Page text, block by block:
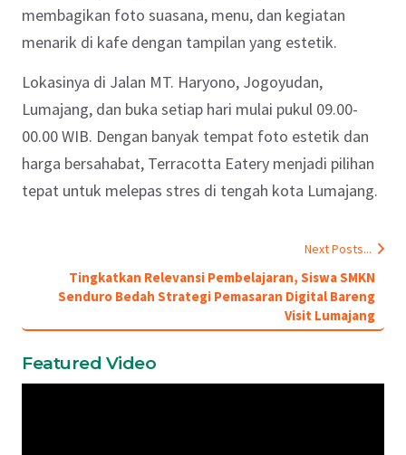
membagikan foto suasana, menu, dan kegiatan
menarik di kafe dengan tampilan yang estetik.
Lokasinya di Jalan MT. Haryono, Jogoyudan,
Lumajang, dan buka setiap hari mulai pukul 09.00-
00.00 WIB. Dengan banyak tempat foto estetik dan
harga bersahabat, Terracotta Eatery menjadi pilihan
tepat untuk melepas stres di tengah kota Lumajang.
Next Posts...
Tingkatkan Relevansi Pembelajaran, Siswa SMKN
Senduro Bedah Strategi Pemasaran Digital Bareng
Visit Lumajang
Featured Video